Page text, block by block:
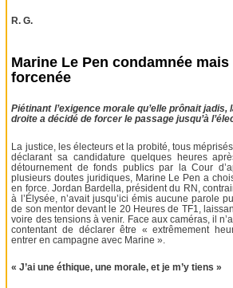
R. G.
Marine Le Pen condamnée
forcenée
Piétinant l’exigence morale qu’elle prônait jadis,
droite a décidé de forcer le passage jusqu’à
La justice, les électeurs et la probité, tous
déclarant sa candidature quelques heures
détournement de fonds publics par la Cour
plusieurs doutes juridiques, Marine Le Pen a
en force. Jordan Bardella, président du RN,
à l’Élysée, n’avait jusqu’ici émis aucune parole
de son mentor devant le 20 Heures de TF1,
voire des tensions à venir. Face aux caméras, il
contentant de déclarer être « extrêmement
entrer en campagne avec Marine ».
« J’ai une éthique, une morale, et je m’y tiens »